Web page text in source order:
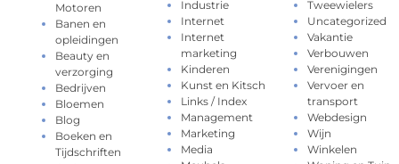
Motoren
Banen en
opleidingen
Beauty en
verzorging
Bedrijven
Bloemen
Blog
Boeken en
Tijdschriften
Industrie
Internet
Internet
marketing
Kinderen
Kunst en Kitsch
Links / Index
Management
Marketing
Media
Tweewielers
Uncategorized
Vakantie
Verbouwen
Verenigingen
Vervoer en
transport
Webdesign
Wijn
Winkelen